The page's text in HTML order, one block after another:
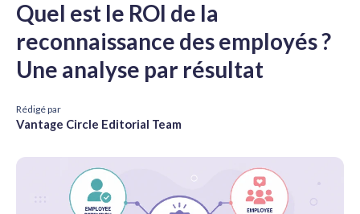
Quel est le ROI de la
reconnaissance des employés ?
Une analyse par résultat
Rédigé par
Vantage Circle Editorial Team